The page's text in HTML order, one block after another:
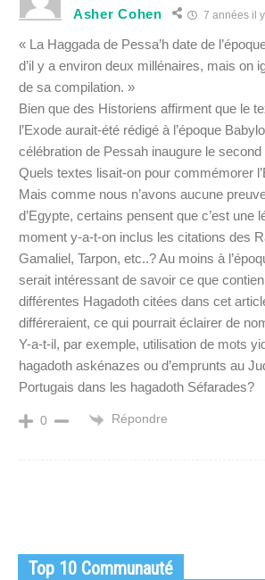
Asher Cohen 7 années il
« La Haggada de Pessa’h date de
d’il y a environ deux millénaires, mais on
de sa compilation. »
Bien que des Historiens affirment que le
l’Exode aurait-été rédigé à l’époque
célébration de Pessah inaugure le second
Quels textes lisait-on pour commémorer
Mais comme nous n’avons aucune
d’Egypte, certains pensent que c’est une
moment y-a-t-on inclus les citations des
Gamaliel, Tarpon, etc..? Au moins à
serait intéressant de savoir ce que
différentes Hagadoth citées dans cet
différeraient, ce qui pourrait éclairer de
Y-a-t-il, par exemple, utilisation de mots
hagadoth askénazes ou d’emprunts au
Portugais dans les hagadoth Séfarades?
0 Répondre
Top 10 Communauté